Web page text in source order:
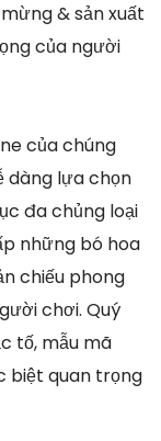
& sản xuất
của người
của chúng
dàng lựa chọn
đa chủng loại
những bó hoa
chiếu phong
chơi. Quý
tố, mẫu mã
biệt quan trọng